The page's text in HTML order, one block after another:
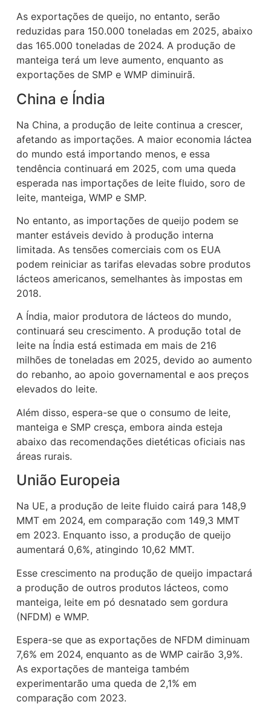
As exportações de queijo, no entanto, serão
reduzidas para 150.000 toneladas em 2025, abaixo
das 165.000 toneladas de 2024. A produção de
manteiga terá um leve aumento, enquanto as
exportações de SMP e WMP diminuirã.
China e Índia
Na China, a produção de leite continua a crescer,
afetando as importações. A maior economia láctea
do mundo está importando menos, e essa
tendência continuará em 2025, com uma queda
esperada nas importações de leite fluido, soro de
leite, manteiga, WMP e SMP.
No entanto, as importações de queijo podem se
manter estáveis devido à produção interna
limitada. As tensões comerciais com os EUA
podem reiniciar as tarifas elevadas sobre produtos
lácteos americanos, semelhantes às impostas em
2018.
A Índia, maior produtora de lácteos do mundo,
continuará seu crescimento. A produção total de
leite na Índia está estimada em mais de 216
milhões de toneladas em 2025, devido ao aumento
do rebanho, ao apoio governamental e aos preços
elevados do leite.
Além disso, espera-se que o consumo de leite,
manteiga e SMP cresça, embora ainda esteja
abaixo das recomendações dietéticas oficiais nas
áreas rurais.
União Europeia
Na UE, a produção de leite fluido cairá para 148,9
MMT em 2024, em comparação com 149,3 MMT
em 2023. Enquanto isso, a produção de queijo
aumentará 0,6%, atingindo 10,62 MMT.
Esse crescimento na produção de queijo impactará
a produção de outros produtos lácteos, como
manteiga, leite em pó desnatado sem gordura
(NFDM) e WMP.
Espera-se que as exportações de NFDM diminuam
7,6% em 2024, enquanto as de WMP cairão 3,9%.
As exportações de manteiga também
experimentarão uma queda de 2,1% em
comparação com 2023.